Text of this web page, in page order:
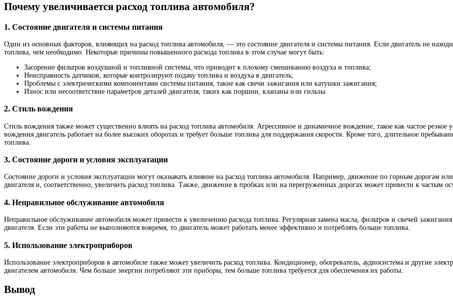
Почему увеличивается расход топлива автомобиля?
1. Состояние двигателя и системы питания
Один из основных факторов, влияющих на расход топлива автомобиля, — это состояние двигателя и системы питания. Если двигатель не
топлива, чем необходимо. Некоторые причины повышенного расхода топлива в этом случае могут быть:
Засорение фильтров воздушной и топливной системы, что приводит к плохому смешиванию воздуха и топлива;
Неисправность датчиков, которые контролируют подачу топлива и воздуха в двигатель;
Проблемы с электрическими компонентами системы питания, такие как свечи зажигания или катушки зажигания;
Износ или несоответствие параметров деталей двигателя, таких как поршни, клапаны или гильзы.
2. Стиль вождения
Стиль вождения также может существенно влиять на расход топлива автомобиля. Агрессивное и динамичное вождение, такое как частое
вождения двигатель работает на более высоких оборотах и требует больше топлива для поддержания скорости. Кроме того, длительное
топлива.
3. Состояние дороги и условия эксплуатации
Состояние дороги и условия эксплуатации могут оказывать влияние на расход топлива автомобиля. Например, движение по горным дорогам
двигателя и, соответственно, увеличить расход топлива. Также, движение в пробках или на перегруженных дорогах может привести к частым
4. Неправильное обслуживание автомобиля
Неправильное обслуживание автомобиля может привести к увеличению расхода топлива. Регулярная замена масла, фильтров и свечей
двигателя. Если эти работы не выполняются вовремя, то двигатель может работать менее эффективно и потреблять больше топлива.
5. Использование электроприборов
Использование электроприборов в автомобиле также может увеличить расход топлива. Кондиционер, обогреватель, аудиосистема и другие
двигателем автомобиля. Чем больше энергии потребляют эти приборы, тем больше топлива требуется для обеспечения их работы.
Вывод